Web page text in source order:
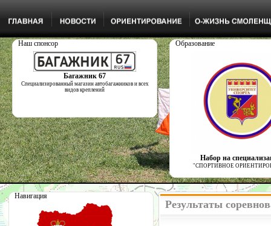
Наш спонсор
Багажник 67
Специализированный магазин автобагажников и всех
видов креплений
Образование
Набор на
"СПОРТИВНОЕ
Навигация
Результаты